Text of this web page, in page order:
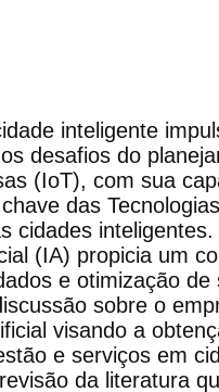
inteligente
desafios do
(IoT), com sua
das
cidades
(IA) propicia um
e otimização
sobre o
visando a
e serviços em
da literatura